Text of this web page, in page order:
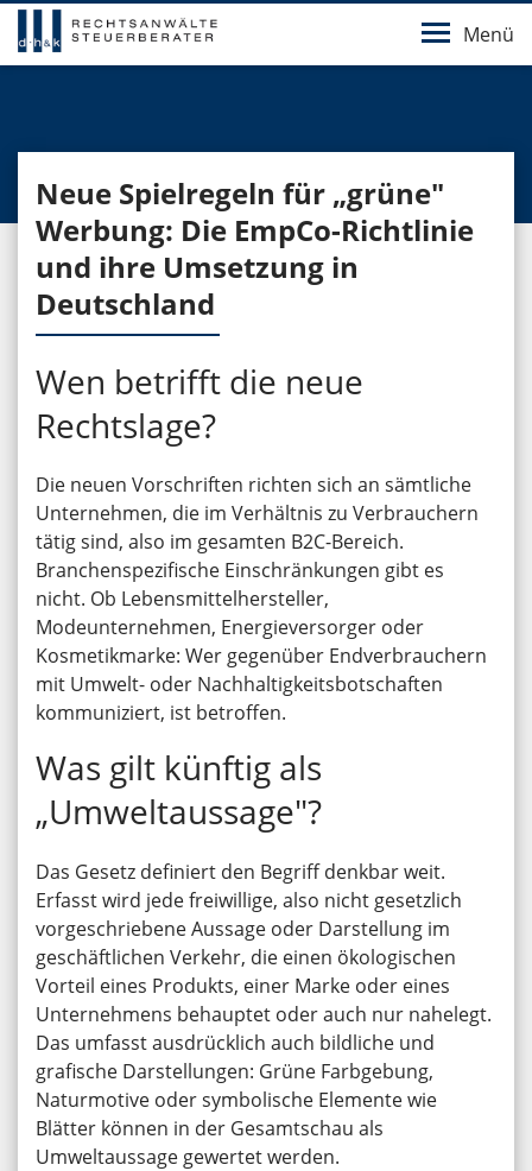
Menü
Neue Spielregeln für „grüne"
Werbung: Die EmpCo-Richtlinie
und ihre Umsetzung in
Deutschland
Wen betrifft die neue
Rechtslage?
Die neuen Vorschriften richten sich an sämtliche
Unternehmen, die im Verhältnis zu Verbrauchern
tätig sind, also im gesamten B2C-Bereich.
Branchenspezifische Einschränkungen gibt es
nicht. Ob Lebensmittelhersteller,
Modeunternehmen, Energieversorger oder
Kosmetikmarke: Wer gegenüber Endverbrauchern
mit Umwelt- oder Nachhaltigkeitsbotschaften
kommuniziert, ist betroffen.
Was gilt künftig als
„Umweltaussage"?
Das Gesetz definiert den Begriff denkbar weit.
Erfasst wird jede freiwillige, also nicht gesetzlich
vorgeschriebene Aussage oder Darstellung im
geschäftlichen Verkehr, die einen ökologischen
Vorteil eines Produkts, einer Marke oder eines
Unternehmens behauptet oder auch nur nahelegt.
Das umfasst ausdrücklich auch bildliche und
grafische Darstellungen: Grüne Farbgebung,
Naturmotive oder symbolische Elemente wie
Blätter können in der Gesamtschau als
Umweltaussage gewertet werden.